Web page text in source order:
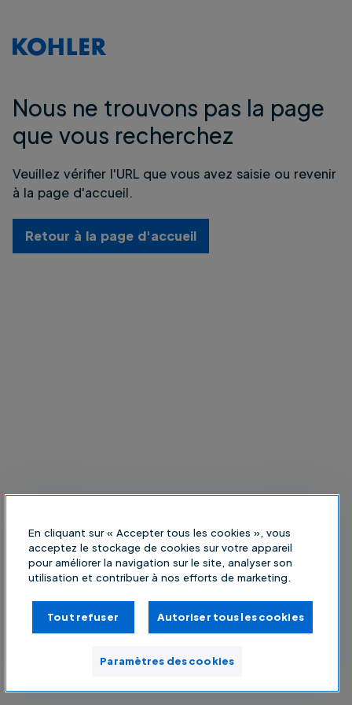
Nous ne trouvons pas la page
que vous recherchez
Veuillez vérifier l'URL que vous avez saisie ou revenir
à la page d'accueil.
Retour à la page d'accueil
En cliquant sur « Accepter tous les cookies », vous
acceptez le stockage de cookies sur votre appareil
pour améliorer la navigation sur le site, analyser son
utilisation et contribuer à nos efforts de marketing.
Tout refuser Autoriser tous les cookies
Paramètres des cookies